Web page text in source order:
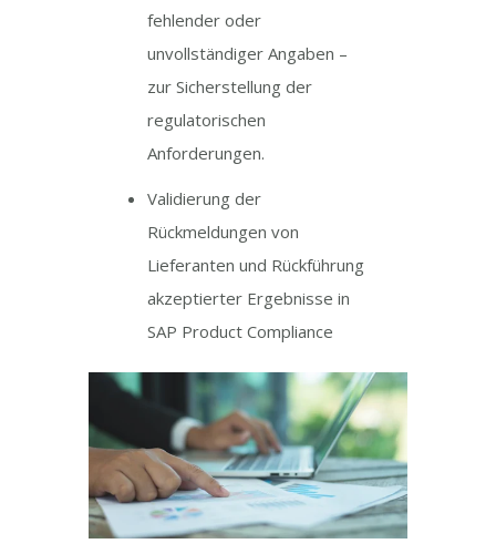
fehlender oder
unvollständiger Angaben –
zur Sicherstellung der
regulatorischen
Anforderungen.
Validierung der
Rückmeldungen von
Lieferanten und Rückführung
akzeptierter Ergebnisse in
SAP Product Compliance